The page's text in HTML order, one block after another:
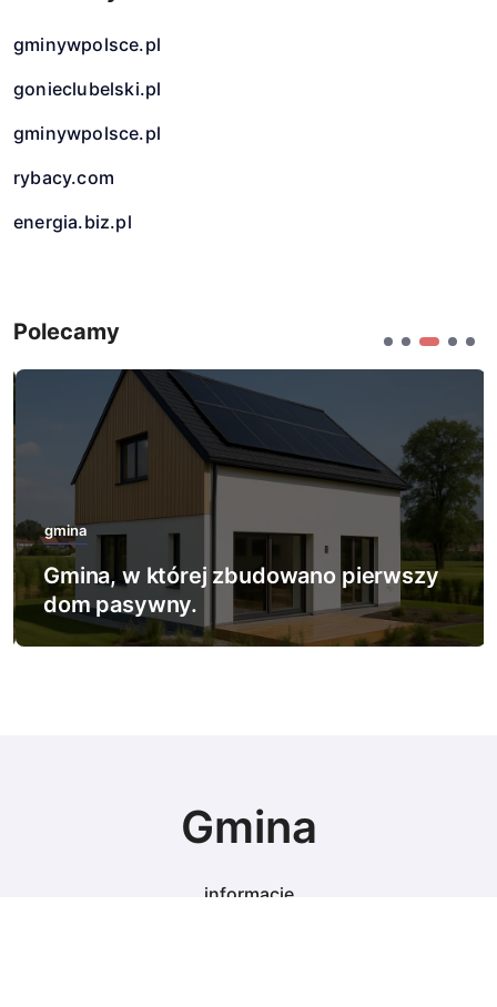
gminywpolsce.pl
gonieclubelski.pl
gminywpolsce.pl
rybacy.com
energia.biz.pl
Polecamy
gmina
Gmina, w której zbudowano pierwszy
dom pasywny.
Gmina
informacje